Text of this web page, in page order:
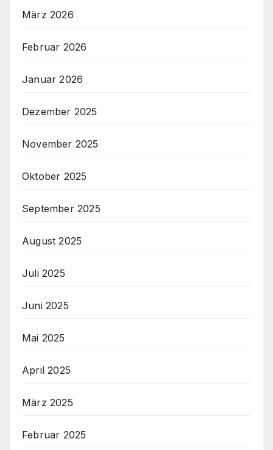
März 2026
Februar 2026
Januar 2026
Dezember 2025
November 2025
Oktober 2025
September 2025
August 2025
Juli 2025
Juni 2025
Mai 2025
April 2025
März 2025
Februar 2025